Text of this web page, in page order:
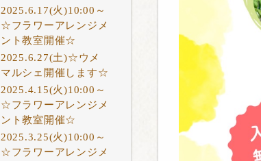
2025.6.17(火)10:00～
☆フラワーアレンジメ
ント教室開催☆
2025.6.27(土)☆ウメ
マルシェ開催します☆
2025.4.15(火)10:00～
☆フラワーアレンジメ
ント教室開催☆
2025.3.25(火)10:00～
☆フラワーアレンジメ